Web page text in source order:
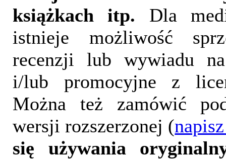
książkach itp. Dla
istnieje możliwość
recenzji lub wywiadu
i/lub promocyjne z
Można też zamówić
wersji rozszerzonej (
się używania